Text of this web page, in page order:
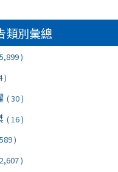
類別彙總
)
)
( 30 )
( 16 )
)
)